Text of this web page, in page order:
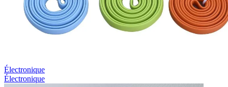
Électronique
Électronique